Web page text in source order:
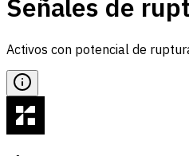
Señales de
Activos con potencial de